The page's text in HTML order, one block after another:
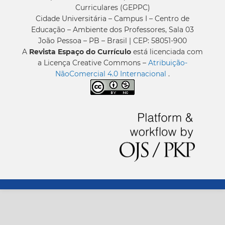
Curriculares (GEPPC)
Cidade Universitária – Campus I – Centro de
Educação – Ambiente dos Professores, Sala 03
João Pessoa – PB – Brasil | CEP: 58051-900
A Revista Espaço do Currículo está licenciada com
a Licença Creative Commons – Atribuição-
NãoComercial 4.0 Internacional .